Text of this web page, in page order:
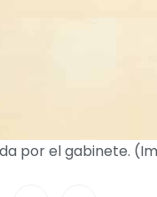
por el gabinete.